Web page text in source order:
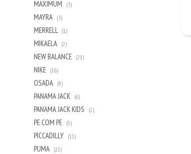
MAXIMUM (3)
MAYRA (3)
MERRELL (1)
MIKAELA (2)
NEW BALANCE (21)
NIKE (16)
OSADA (9)
PANAMA JACK (6)
PANAMA JACK KIDS (2)
PE COM PE (5)
PICCADILLY (11)
PUMA (22)